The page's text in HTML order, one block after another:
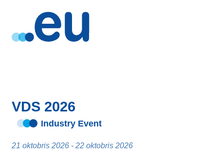
VDS 2026
Industry Event
21 oktobris 2026 - 22 oktobris 2026